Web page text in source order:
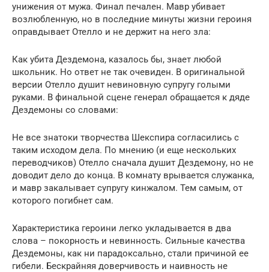
унижения от мужа. Финал печален. Мавр убивает
возлюбленную, но в последние минуты жизни героиня
оправдывает Отелло и не держит на него зла:
Как убита Дездемона, казалось бы, знает любой
школьник. Но ответ не так очевиден. В оригинальной
версии Отелло душит невиновную супругу голыми
руками. В финальной сцене генерал обращается к дяде
Дездемоны со словами:
Не все знатоки творчества Шекспира согласились с
таким исходом дела. По мнению (и еще нескольких
переводчиков) Отелло сначала душит Дездемону, но не
доводит дело до конца. В комнату врывается служанка,
и мавр закалывает супругу кинжалом. Тем самым, от
которого погибнет сам.
Характеристика героини легко укладывается в два
слова – покорность и невинность. Сильные качества
Дездемоны, как ни парадоксально, стали причиной ее
гибели. Бескрайняя доверчивость и наивность не